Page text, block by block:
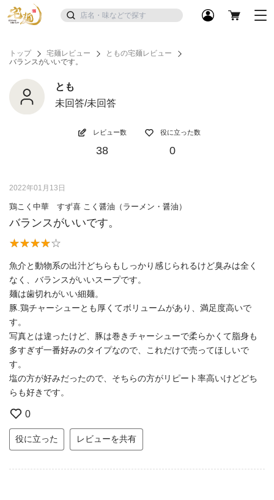
トップ 宅麺レビュー
ともの宅麺レビュー
バランスがいいです。
とも
未回答/未回答
レビュー数
38
役に立った数
0
2022年01月13日
鶏こく中華 すず喜 こく醤油（ラーメン・醤油）
バランスがいいです。
魚介と動物系の出汁どちらもしっかり感じられるけど臭みは全く
なく、バランスがいいスープです。
麺は歯切れがいい細麺。
豚.鶏チャーシューとも厚くてボリュームがあり、満足度高いで
す。
写真とは違ったけど、豚は巻きチャーシューで柔らかくて脂身も
多すぎず一番好みのタイプなので、これだけで売ってほしいで
す。
塩の方が好みだったので、そちらの方がリピート率高いけどどち
らも好きです。
0
役に立った レビューを共有